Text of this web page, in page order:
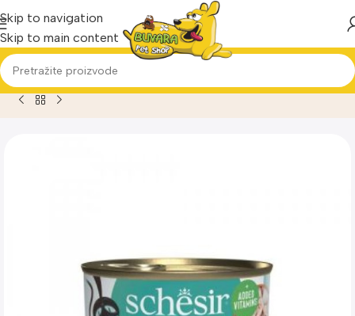
Skip to navigation
Skip to main content
Home Proizvod Schesir cat tuna i orada u želeu 85g